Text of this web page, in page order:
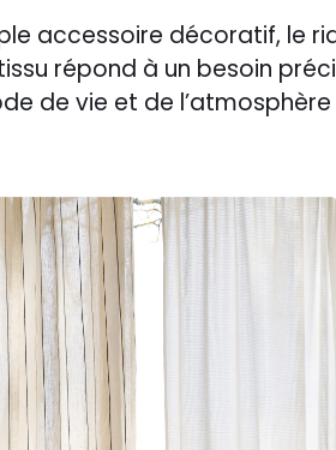
accessoire décoratif, le
répond à un besoin
de vie et de